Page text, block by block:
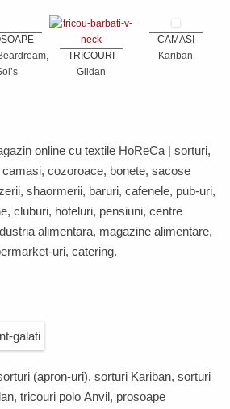
TRICOURI
Gildan
CAMASI
Kariban
online cu textile HoReCa | sorturi,
cozoroace, bonete, sacose
shaormerii, baruri, cafenele, pub-uri,
cluburi, hoteluri, pensiuni, centre
alimentara, magazine alimentare,
uri, catering.
(apron-uri), sorturi Kariban, sorturi
, tricouri polo Anvil, prosoape